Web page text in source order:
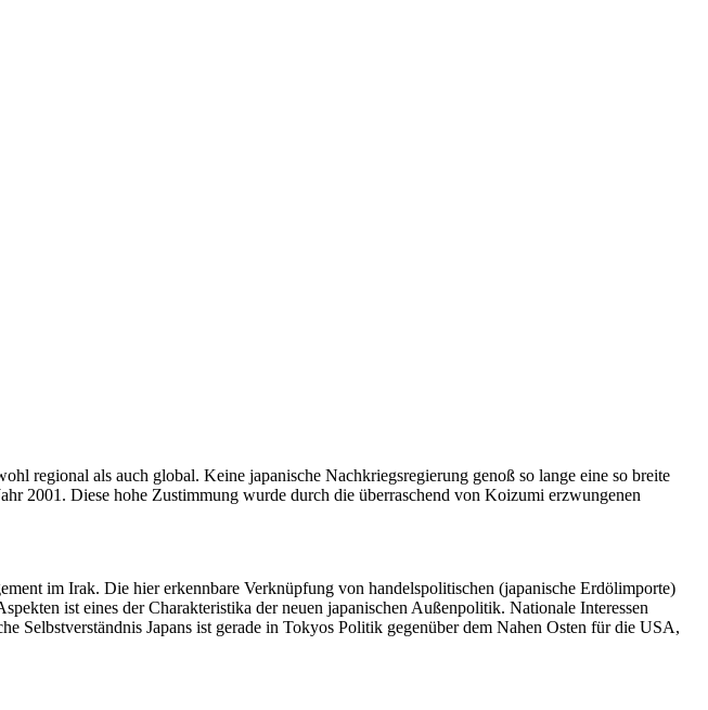
regional als auch global. Keine japanische Nachkriegsregierung genoß so lange eine so breite
2001. Diese hohe Zustimmung wurde durch die überraschend von Koizumi erzwungenen
im Irak. Die hier erkennbare Verknüpfung von handelspolitischen (japanische Erdölimporte)
ist eines der Charakteristika der neuen japanischen Außenpolitik. Nationale Interessen
Selbstverständnis Japans ist gerade in Tokyos Politik gegenüber dem Nahen Osten für die USA,